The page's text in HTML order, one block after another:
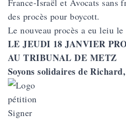
France-Israël et Avocats sans
des procès pour boycott.
Le nouveau procès a eu leiu le
LE JEUDI 18 JANVIER
AU TRIBUNAL DE METZ
Soyons solidaires de Richard,
Signer